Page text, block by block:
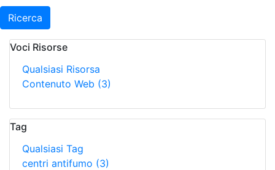
Ricerca
Voci Risorse
Qualsiasi Risorsa
Contenuto Web (3)
Tag
Qualsiasi Tag
centri antifumo (3)